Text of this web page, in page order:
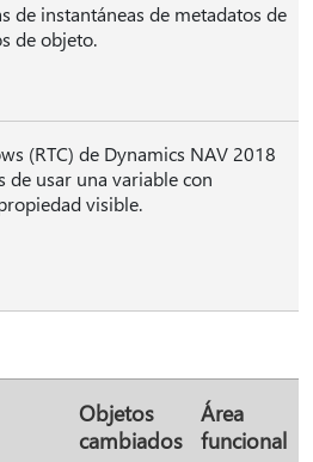
de instantáneas de metadatos de
de objeto.
(RTC) de Dynamics NAV 2018
de usar una variable con
visible.
Objetos
cambiados
Área
funcional